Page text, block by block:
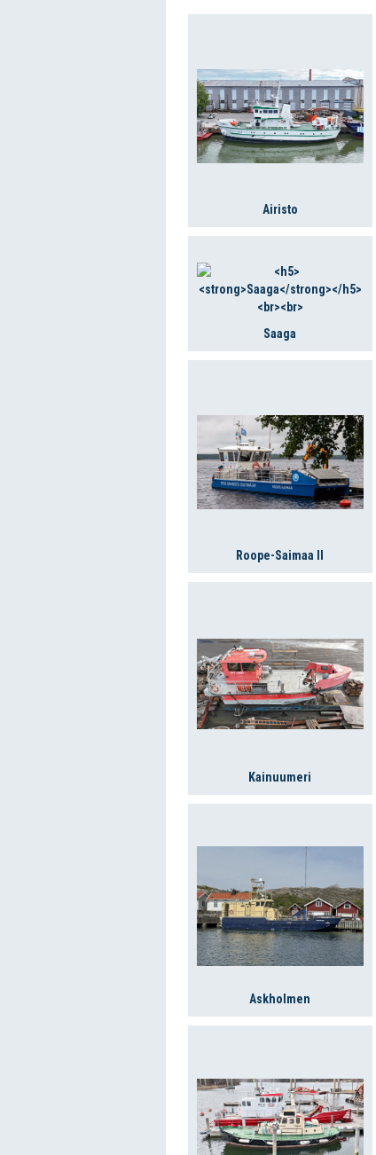
Airisto
Saaga
Roope-Saimaa II
Kainuumeri
Askholmen